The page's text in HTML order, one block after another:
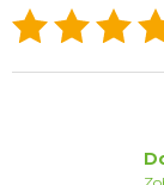
Rozvoz
KOSTÝMY,